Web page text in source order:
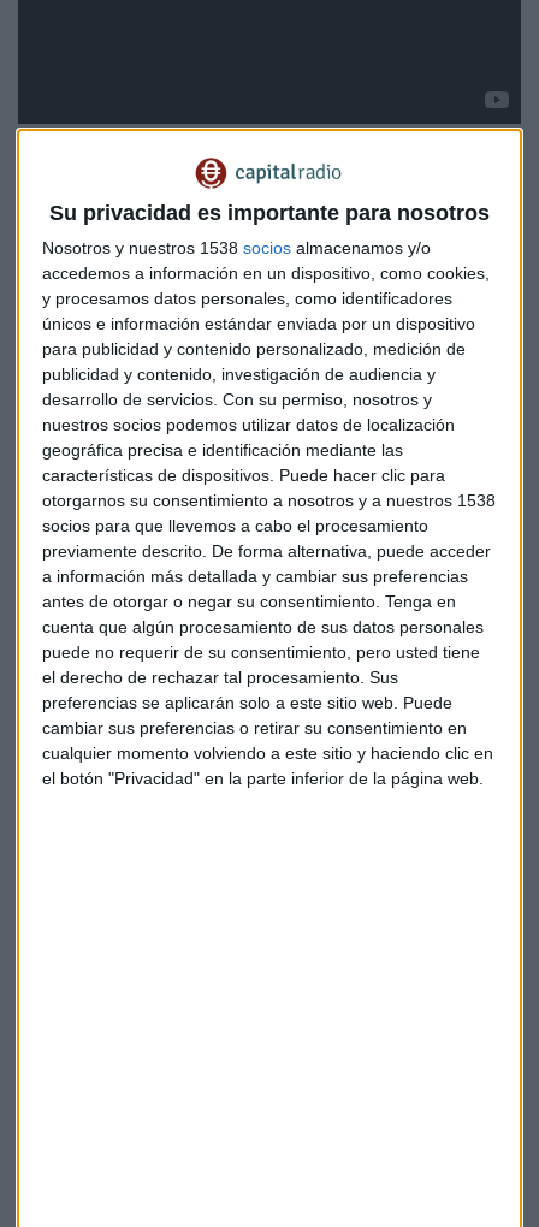
Su privacidad es importante para nosotros
Nosotros y nuestros 1538 socios almacenamos y/o
accedemos a información en un dispositivo, como cookies,
y procesamos datos personales, como identificadores
únicos e información estándar enviada por un dispositivo
para publicidad y contenido personalizado, medición de
publicidad y contenido, investigación de audiencia y
desarrollo de servicios. Con su permiso, nosotros y
nuestros socios podemos utilizar datos de localización
geográfica precisa e identificación mediante las
características de dispositivos. Puede hacer clic para
otorgarnos su consentimiento a nosotros y a nuestros 1538
socios para que llevemos a cabo el procesamiento
previamente descrito. De forma alternativa, puede acceder
a información más detallada y cambiar sus preferencias
antes de otorgar o negar su consentimiento. Tenga en
cuenta que algún procesamiento de sus datos personales
puede no requerir de su consentimiento, pero usted tiene
el derecho de rechazar tal procesamiento. Sus
preferencias se aplicarán solo a este sitio web. Puede
cambiar sus preferencias o retirar su consentimiento en
cualquier momento volviendo a este sitio y haciendo clic en
el botón "Privacidad" en la parte inferior de la página web.
"Los bancos centrales han dejado claro su
próximo movimiento"
Lucía Gutiérrez-Mellado señala que tanto la Reserva Federal
en Estados Unidos como el Banco Central Europea saben
que supróxima decisiónserá una bajada de los tipos de
interés. Llegan más tarde de lo que esperaba el mercado,
pero finalmente van a llegar.
"Las expectativas del número de
bajadas han cambiado muchísimo. Se
pensaba que iba a haber hasta siete,
pero ahora el mercado descuenta que
haya una o dos"
Desde JP Morgan AM, apelan a que el mercado ponga el
foco en el siguiente movimiento de bajada de los tipos de
interés.